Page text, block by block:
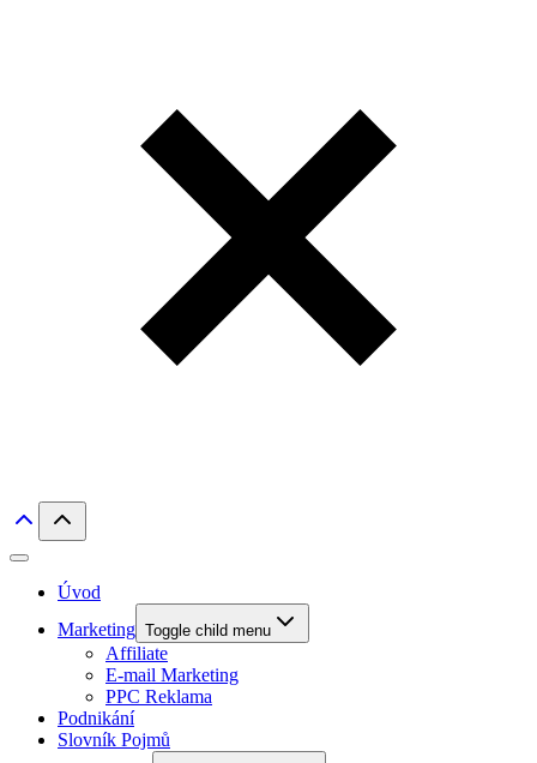
Úvod
Marketing Toggle child menu
Affiliate
E-mail Marketing
PPC Reklama
Podnikání
Slovník Pojmů